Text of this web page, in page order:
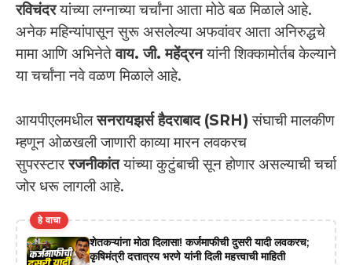
रविचंदरयांच्या लग्नाच्या चर्चांना आता मोठे बळ मिळाले आहे.
अनेक महिन्यांपासून सुरू असलेल्या अफवांवर आता अनिरुद्धचे
मामा आणि अभिनेतेवाय. जी. महेंद्रनयांनी शिक्कामोर्तब केल्याने
या चर्चांना नवे वळण मिळाले आहे.
आयपीएलमधीलसनरायझर्स हैदराबाद (SRH) संघाची मालकीण
म्हणून ओळखली जाणारी काव्या मारन लवकरच
सुपरस्टाररजनीकांतयांच्या कुटुंबाची सून होणार असल्याची चर्चा
जोर धरू लागली आहे.
हे वाचा
शेतकऱ्यांना मोठा दिलासा! कर्जमाफीची दुसरी यादी लवकरच;
कृषिमंत्री दत्तात्रय भरणे यांनी दिली महत्त्वाची माहिती